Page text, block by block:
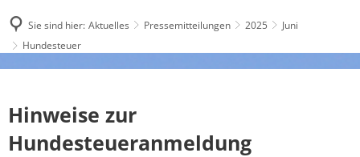
Sie sind hier: Aktuelles Pressemitteilungen 2025
Juni
Hundesteuer
Hinweise zur
Hundesteueranmeldung